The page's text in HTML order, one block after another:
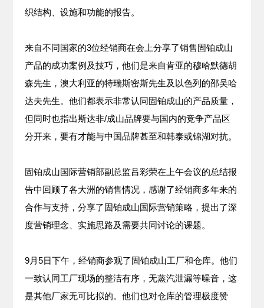
织结构、设施和功能的报告。
来自不同国家的3位经销商在会上分享了销售固铂成山
产品的成功案例及技巧，他们是来自肯亚的穆哈默德胡
森先生，澳大利亚的特瑞斯密斯先生及以色列的邵吴哈
达夫先生。他们都表示非常认同固铂成山的产品质量，
但同时也指出斯达非/成山品牌要与国内的竞争产品区
分开来，要有才能与中国品牌甚至和韩泰或锦湖对抗。
固铂成山国际营销部副总监吕彩荣在上午会议的总结报
告中回顾了各大洲的销售情况，感谢了经销商多年来的
合作与支持，分享了固铂成山国际营销策略，提出了深
度营销理念、实施思路及需要共同讨论的课题。
9月5日下午，经销商参观了固铂成山工厂和仓库。他们
一致认同工厂现场的整洁有序，无蒸汽泄漏等噪音，这
是其他厂家无可比拟的。他们也对仓库的管理极度赞